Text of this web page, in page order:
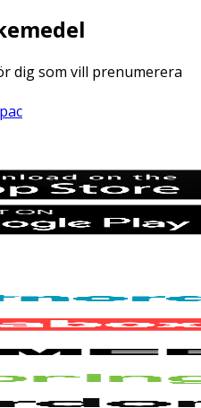
dig som vill prenumerera